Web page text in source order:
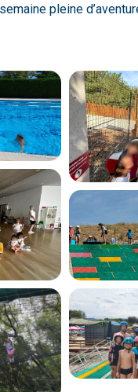
pleine